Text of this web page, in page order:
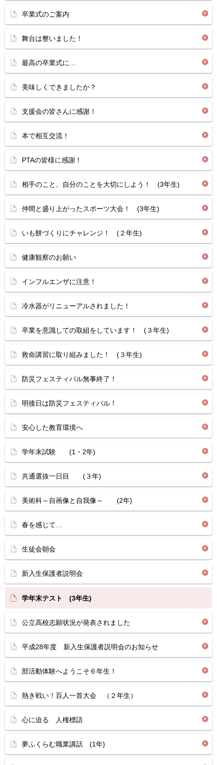
卒業式のご案内
舞台は整いました！
最高の卒業式に…
美味しくできましたか？
支援会の皆さんに感謝！
本で相互交流！
PTAの皆様に感謝！
相手のこと、自分のことを大切にしよう！ (3年生)
仲間と盛り上がったスポーツ大会！ (3年生)
いも餅づくりにチャレンジ！ (２年生)
健康観察のお願い
インフルエンザに注意！
冷水器がリニューアルされました！
卒業を意識しての取組をしています！ (３年生)
救命講習に取り組みました！ (３年生)
防災フェスティバル無事終了！
明後日は防災フェスティバル！
安心した教育環境へ
学年末試験 (1・2年)
共通選抜一日目 (３年)
美術科～自画像と自我像～ (2年)
春を感じて…
生徒会朝会
新入生保護者説明会
学年末テスト (3年生)
公立高校志願状況が発表されました
平成28年度 新入生保護者説明会のお知らせ
部活動体験へようこそ６年生！
熱き戦い！百人一首大会 （２年生）
心に迫る 人権標語
夢ふくらむ職業講話 (1年)